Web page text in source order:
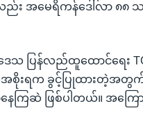
ည်း အမေရိကန်ဒေါ်လာ ၈
ဒေသ ပြန်လည်ထူထောင်ရေး
အစိုးရက ခွင့်ပြုထားတဲ့
ကြဆဲ ဖြစ်ပါတယ်။ အကြေ